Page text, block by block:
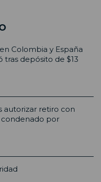
Colombia y España
tras depósito de $13
autorizar retiro con
condenado por